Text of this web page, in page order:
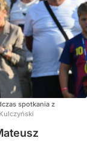
spotkania z